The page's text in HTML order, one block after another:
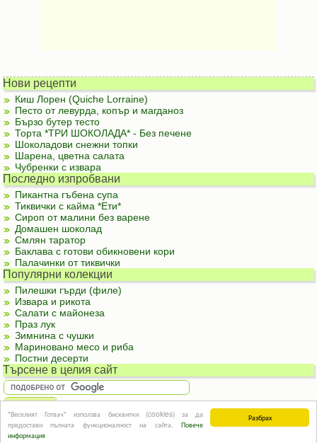
Разбрах
"Веселият Готвач" използва бисквитки (cookies) за да
предостави пълната функционалност на сайта. Повече
информация
Нови рецепти
Киш Лорен (Quiche Lorraine)
Песто от левурда, копър и магданоз
Бързо бутер тесто
Торта *ТРИ ШОКОЛАДА* - Без печене
Шоколадови снежни топки
Шарена, цветна салата
Чубренки с извара
Последно изпробвани
Пикантна гъбена супа
Тиквички с кайма *Ети*
Сироп от малини без варене
Домашен шоколад
Смлян таратор
Баклава с готови обикновени кори
Палачинки от тиквички
Популярни колекции
Пилешки гърди (филе)
Извара и рикота
Салати с майонеза
Праз лук
Зимнина с чушки
Мариновано месо и риба
Постни десерти
Търсене в целия сайт
За реклама| За контакти|Подкрепете ни | Правила и условия|
информация
© Информацията в този сайт или части от нея не могат да бъдат използвани без